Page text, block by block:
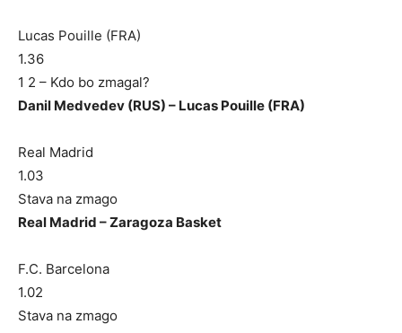
Lucas Pouille (FRA)
1.36
1 2 – Kdo bo zmagal?
Danil Medvedev (RUS) – Lucas Pouille (FRA)
Real Madrid
1.03
Stava na zmago
Real Madrid – Zaragoza Basket
F.C. Barcelona
1.02
Stava na zmago